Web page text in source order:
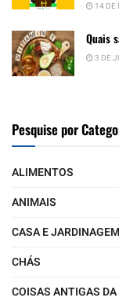
14 DE
Quais
3 DE
Pesquise por
ALIMENTOS
ANIMAIS
CASA E JARDINAGEM
CHÁS
COISAS ANTIGAS DA